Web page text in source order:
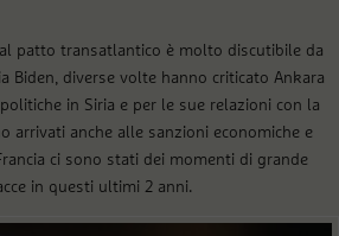
al patto transatlantico è molto discutibile da
Biden, diverse volte hanno criticato Ankara
in Siria e per le sue relazioni con la
arrivati anche alle sanzioni economiche e
ci sono stati dei momenti di grande
in questi ultimi 2 anni.